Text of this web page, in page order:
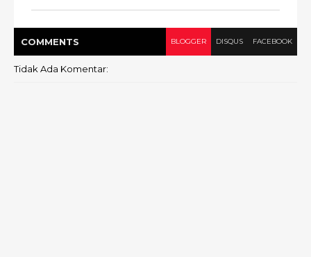
COMMENTS BLOGGER DISQUS FACEBOOK
Tidak Ada Komentar: